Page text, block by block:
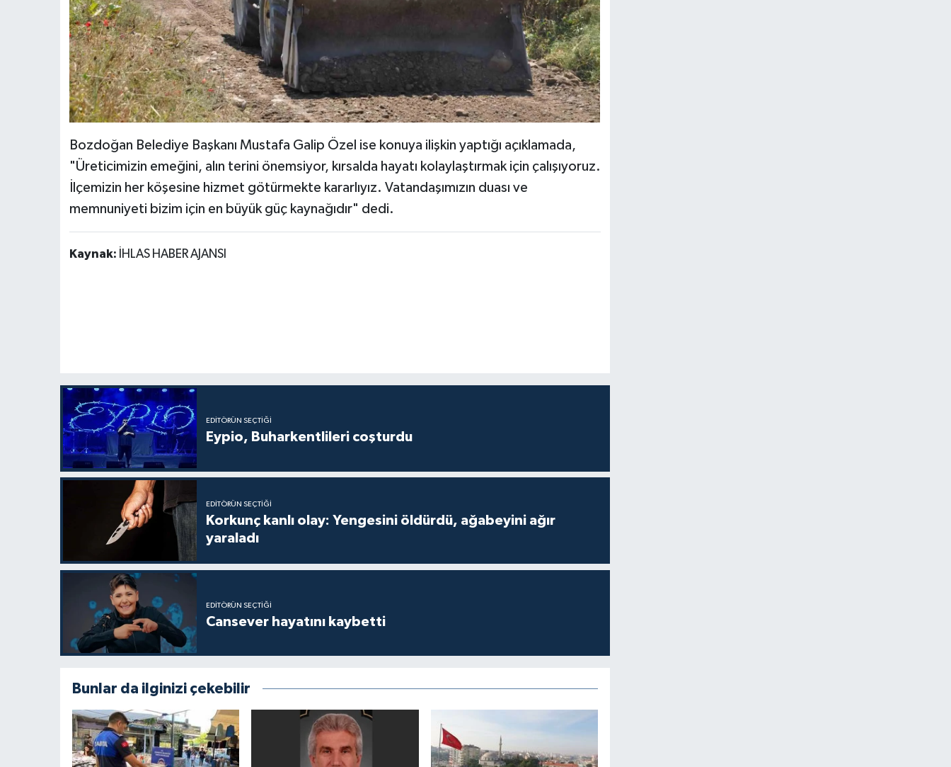
Bozdoğan Belediye Başkanı Mustafa Galip Özel ise konuya ilişkin yaptığı açıklamada,
"Üreticimizin emeğini, alın terini önemsiyor, kırsalda hayatı kolaylaştırmak için çalışıyoruz.
İlçemizin her köşesine hizmet götürmekte kararlıyız. Vatandaşımızın duası ve
memnuniyeti bizim için en büyük güç kaynağıdır" dedi.
Kaynak: İHLAS HABER AJANSI
EDITÖRÜN SEÇTIĞI
Eypio, Buharkentlileri coşturdu
EDITÖRÜN SEÇTIĞI
Korkunç kanlı olay: Yengesini öldürdü, ağabeyini ağır
yaraladı
EDITÖRÜN SEÇTIĞI
Cansever hayatını kaybetti
Bunlar da ilginizi çekebilir